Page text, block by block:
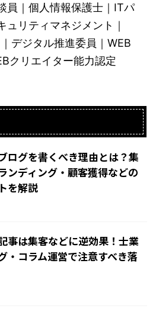
員｜個人情報保護士｜ITパ
ュリティマネジメント｜
デジタル推進委員｜WEB
クリエイター能力認定
ログを書くべき理由とは？集
ンディング・顧客獲得などの
を解説
事は集客などに逆効果！士業
・コラム運営で注意すべき落